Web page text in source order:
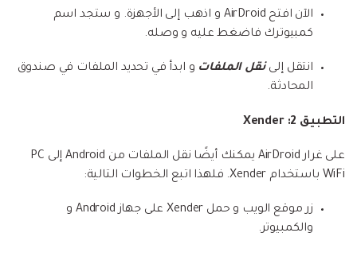
الآن افتح AirDroid و اذهب إلى الأجهزة. و ستجد اسم
كمبيوترك فاضغط عليه و وصله.
انتقل إلىنقل الملفات و ابدأ في تحديد الملفات في صندوق
المحادثة.
التطبيق 2: Xender
على غرار AirDroid يمكنك أيضًا نقل الملفات من Android إلى PC
WiFi باستخدام Xender. فلهذا اتبع الخطوات التالية:
زر موقع الويب و حمل Xender على جهاز Android و
والكمبيوتر.